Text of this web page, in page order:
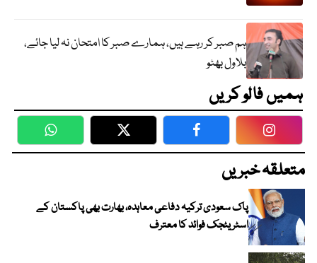
ہم صبر کر رہے ہیں، ہمارے صبر کا امتحان نہ لیا جائے،
بلاول بھٹو
ہمیں فالو کریں
WhatsApp Twitter Facebook
متعلقہ خبریں
پاک سعودی ترکیہ دفاعی معاہدہ، بھارت بھی پاکستان کے
اسٹریٹجک فوائد کا معترف